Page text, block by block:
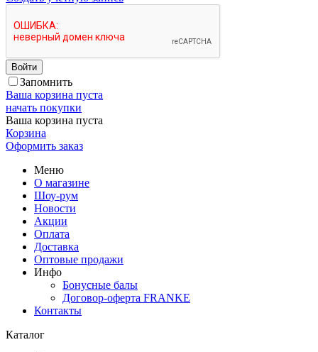
Войти
Запомнить
Ваша корзина пуста
начать покупки
Ваша корзина пуста
Корзина
Оформить заказ
Меню
О магазине
Шоу-рум
Новости
Акции
Оплата
Доставка
Оптовые продажи
Инфо
Бонусные балы
Договор-оферта FRANKE
Контакты
Каталог